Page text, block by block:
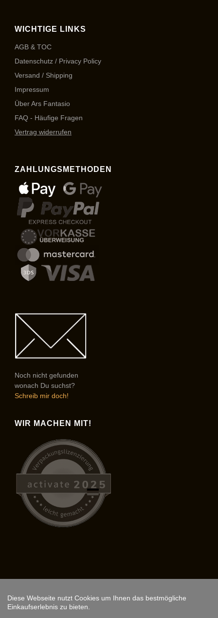
WICHTIGE LINKS
AGB & TOC
Datenschutz / Privacy Policy
Versand / Shipping
Impressum
Über Ars Fantasio
FAQ - Häufige Fragen
Vertrag widerrufen
ZAHLUNGSMETHODEN
Noch nicht gefunden
wonach Du suchst?
Schreib mir doch!
WIR MACHEN MIT!
Copyright © 2026, ARS FANTASIO.
Diese Webseite nutzt Cookies um Ihnen das bestmögliche
Einkaufserlebnis zu bieten.